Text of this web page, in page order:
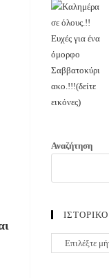
Αναζήτηση
ΙΣΤΟΡΙΚΟ
ΙΣΤΟΡΙΚΟ